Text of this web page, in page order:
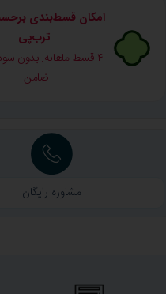
امکان قسط‌بندی
ترب‌پی
۴ قسط ماهانه. بدون
ضامن.
مشاوره رایگان